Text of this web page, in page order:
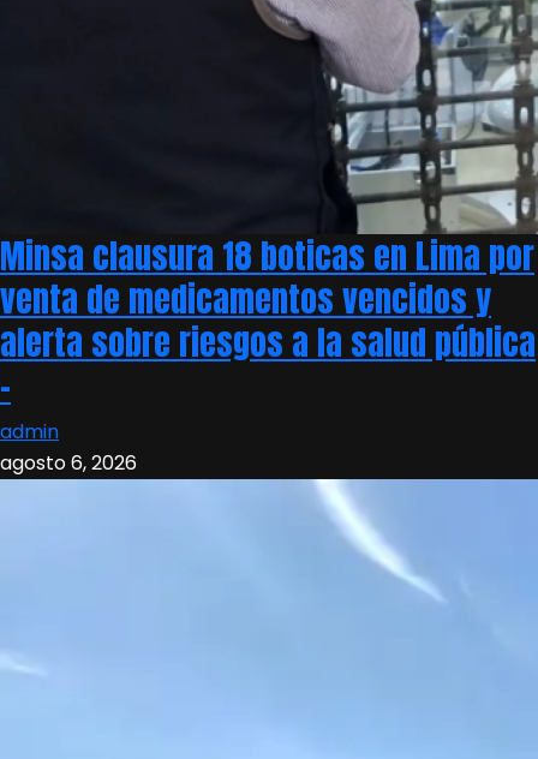
Minsa clausura 18 boticas en Lima por
venta de medicamentos vencidos y
alerta sobre riesgos a la salud pública
–
admin
agosto 6, 2026